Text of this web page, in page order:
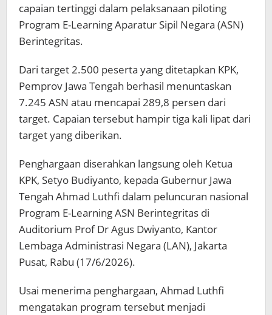
capaian tertinggi dalam pelaksanaan piloting
Program E-Learning Aparatur Sipil Negara (ASN)
Berintegritas.
Dari target 2.500 peserta yang ditetapkan KPK,
Pemprov Jawa Tengah berhasil menuntaskan
7.245 ASN atau mencapai 289,8 persen dari
target. Capaian tersebut hampir tiga kali lipat dari
target yang diberikan.
Penghargaan diserahkan langsung oleh Ketua
KPK, Setyo Budiyanto, kepada Gubernur Jawa
Tengah Ahmad Luthfi dalam peluncuran nasional
Program E-Learning ASN Berintegritas di
Auditorium Prof Dr Agus Dwiyanto, Kantor
Lembaga Administrasi Negara (LAN), Jakarta
Pusat, Rabu (17/6/2026).
Usai menerima penghargaan, Ahmad Luthfi
mengatakan program tersebut menjadi